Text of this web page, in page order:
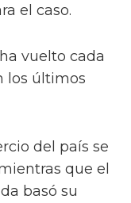
el caso.
vuelto cada
los últimos
del país se
que el
basó su